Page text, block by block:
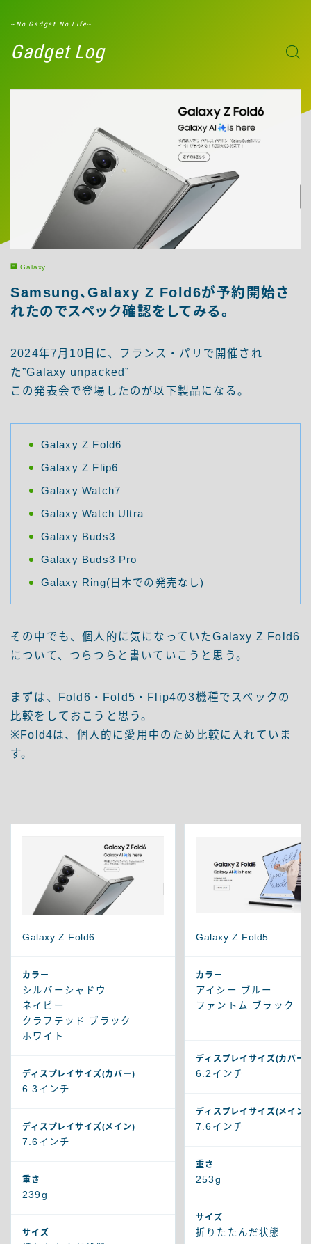
Gadget Log
~No Gadget No Life~
Galaxy
Samsung、Galaxy Z Fold6が予約開始さ
れたのでスペック確認をしてみる。
2024年7月10日に、フランス・パリで開催され
た”Galaxy unpacked”
この発表会で登場したのが以下製品になる。
Galaxy Z Fold6
Galaxy Z Flip6
Galaxy Watch7
Galaxy Watch Ultra
Galaxy Buds3
Galaxy Buds3 Pro
Galaxy Ring(日本での発売なし)
その中でも、個人的に気になっていたGalaxy Z Fold6
について、つらつらと書いていこうと思う。
まずは、Fold6・Fold5・Flip4の3機種でスペックの
比較をしておこうと思う。
※Fold4は、個人的に愛用中のため比較に入れていま
す。
Galaxy Z Fold6
カラー
シルバーシャドウ
ネイビー
クラフテッド ブラック
ホワイト
ディスプレイサイズ(カバー)
6.3インチ
ディスプレイサイズ(メイン)
7.6インチ
重さ
239g
サイズ
Galaxy Z Fold5
カラー
アイシー ブルー
ファントム ブラック
ディスプレイサイズ(カバー)
6.2インチ
ディスプレイサイズ(メイン)
7.6インチ
重さ
253g
サイズ
折りたたんだ状態